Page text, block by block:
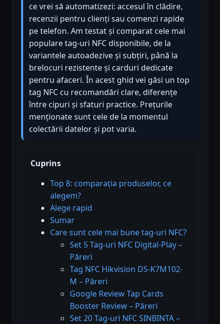
ce vrei să automatizezi: accesul în clădire,
recenzii pentru clienți sau comenzi rapide
pe telefon. Am testat și comparat cele mai
populare tag-uri NFC disponibile, de la
variantele autoadezive și subțiri, până la
brelocuri rezistente și carduri dedicate
pentru afaceri. În acest ghid vei găsi un top
tag NFC cu recomandări clare, diferențe
între cipuri și sfaturi practice. Prețurile
menționate sunt cele de la momentul
colectării datelor și pot varia.
Cuprins
Top 8: comparația produselor, ce
alegem?
Alege rapid
Sumar
Care sunt cele mai bune tag-uri NFC?
Set 5 Tag-uri NFC Digital-Play –
Păreri
Tag NFC Hikvision DS-K7M102-
M – Păreri
Google Review Tap Cards
Booster Review – Păreri
Set 20 Tag-uri NFC SINBINTA –